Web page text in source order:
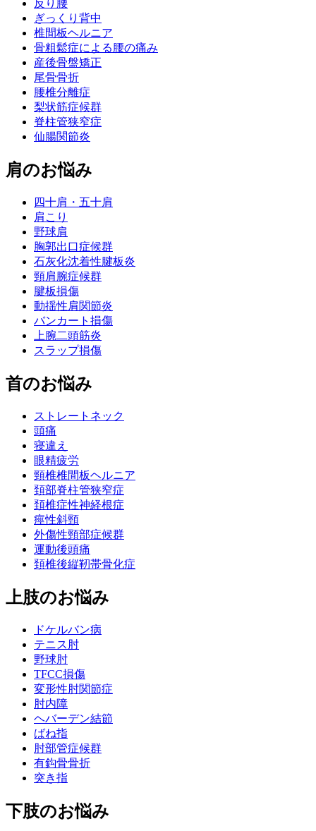
反り腰
ぎっくり背中
椎間板ヘルニア
骨粗鬆症による腰の痛み
産後骨盤矯正
尾骨骨折
腰椎分離症
梨状筋症候群
脊柱管狭窄症
仙腸関節炎
肩のお悩み
四十肩・五十肩
肩こり
野球肩
胸郭出口症候群
石灰化沈着性腱板炎
頸肩腕症候群
腱板損傷
動揺性肩関節炎
バンカート損傷
上腕二頭筋炎
スラップ損傷
首のお悩み
ストレートネック
頭痛
寝違え
眼精疲労
頸椎椎間板ヘルニア
頚部脊柱管狭窄症
頚椎症性神経根症
痙性斜頸
外傷性頸部症候群
運動後頭痛
頚椎後縦靭帯骨化症
上肢のお悩み
ドケルバン病
テニス肘
野球肘
TFCC損傷
変形性肘関節症
肘内障
ヘバーデン結節
ばね指
肘部管症候群
有鈎骨骨折
突き指
下肢のお悩み